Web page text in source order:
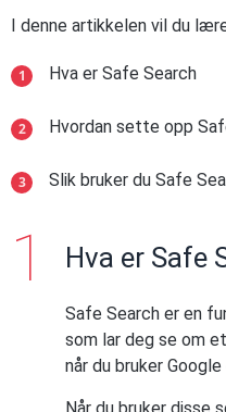
I denne artikkelen vil du
Hva er Safe Search
Hvordan sette opp
Slik bruker du Safe
Hva er Safe
Safe Search er en
som lar deg se om
når du bruker